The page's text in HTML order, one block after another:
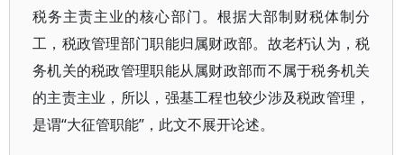
税务主责主业的核心部门。根据大部制财税体制分
工，税政管理部门职能归属财政部。故老朽认为，税
务机关的税政管理职能从属财政部而不属于税务机关
的主责主业，所以，强基工程也较少涉及税政管理，
是谓“大征管职能”，此文不展开论述。